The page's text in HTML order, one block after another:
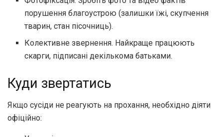
порушення благоустрою (залишки їжі, скупчення
тварин, стан пісочниць).
Колективне звернення. Найкраще працюють
скарги, підписані декількома батьками.
Куди звертатись
Якщо сусіди не реагують на прохання, необхідно діяти
офіційно: